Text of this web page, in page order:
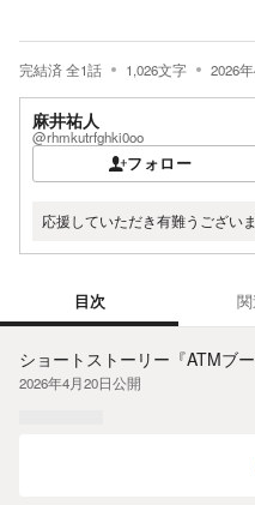
完結済全1話 1,026文字 2026
麻井祐人
@rhmkutrfghki0oo
フォロー
応援していただき有難うござい
目次
ショートストーリー『ATMブー
2026年4月20日公開